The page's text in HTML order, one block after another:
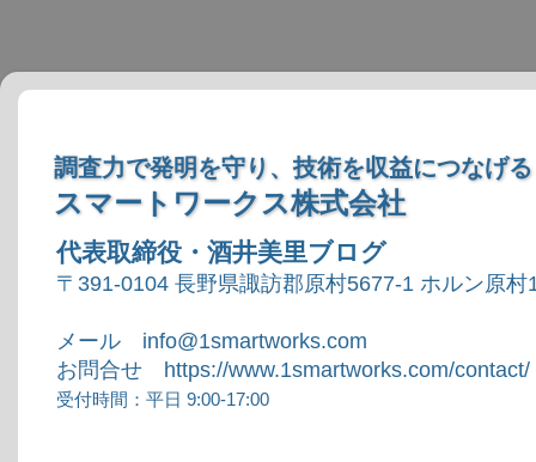
調査力で発明を守り、技術を収益につなげる
スマートワークス株式会社
代表取締役・酒井美里ブログ
〒391-0104 長野県諏訪郡原村5677-1 ホルン原村
メール info@1smartworks.com
お問合せ https://www.1smartworks.com/contact/
受付時間：平日 9:00-17:00